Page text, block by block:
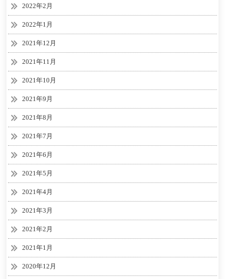
2022年2月
2022年1月
2021年12月
2021年11月
2021年10月
2021年9月
2021年8月
2021年7月
2021年6月
2021年5月
2021年4月
2021年3月
2021年2月
2021年1月
2020年12月